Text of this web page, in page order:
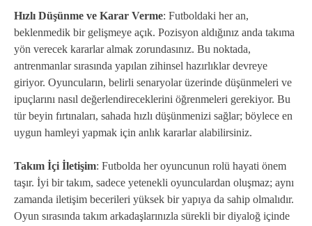
Hızlı Düşünme ve Karar Verme: Futboldaki her an,
beklenmedik bir gelişmeye açık. Pozisyon aldığınız anda takıma
yön verecek kararlar almak zorundasınız. Bu noktada,
antrenmanlar sırasında yapılan zihinsel hazırlıklar devreye
giriyor. Oyuncuların, belirli senaryolar üzerinde düşünmeleri ve
ipuçlarını nasıl değerlendireceklerini öğrenmeleri gerekiyor. Bu
tür beyin fırtınaları, sahada hızlı düşünmenizi sağlar; böylece en
uygun hamleyi yapmak için anlık kararlar alabilirsiniz.
Takım İçi İletişim: Futbolda her oyuncunun rolü hayati önem
taşır. İyi bir takım, sadece yetenekli oyunculardan oluşmaz; aynı
zamanda iletişim becerileri yüksek bir yapıya da sahip olmalıdır.
Oyun sırasında takım arkadaşlarınızla sürekli bir diyaloğ içinde